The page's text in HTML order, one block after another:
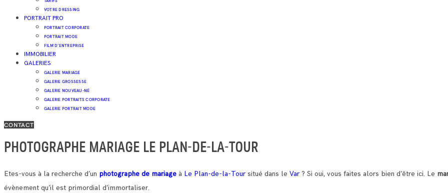
VOTRE DRESSING
PORTRAIT PRO
PORTRAIT CORPORATE
PORTRAIT MODE
FILM D’ENTREPRISE
IMMOBILIER
GALERIES
GALERIE MARIAGE
GALERIE GROSSESSE
GALERIE NOUVEAU-NÉ
GALERIE PORTRAITS CORPORATE
GALERIE PORTRAIT MODE
CONTACT
PHOTOGRAPHE MARIAGE LE PLAN-DE-LA-TOUR
Etes-vous à la recherche d’un photographe de mariage à Le Plan-de-la-Tour situé dans le Var ? Si oui, vous faites alors bien d’être ici. Le
évènement qu’il est primordial d’immortaliser.